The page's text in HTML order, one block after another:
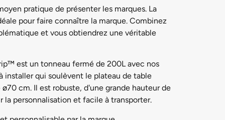
pratique de présenter les marques. La
pour faire connaître la marque. Combinez
et vous obtiendrez une véritable
est un tonneau fermé de 200L avec nos
qui soulèvent le plateau de table
cm. Il est robuste, d'une grande hauteur de
personnalisation et facile à transporter.